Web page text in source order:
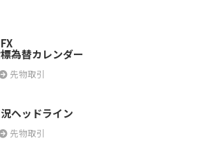
為替カレンダー
先物取引
ヘッドライン
先物取引